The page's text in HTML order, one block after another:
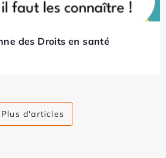
des Droits en santé
Plus d'articles